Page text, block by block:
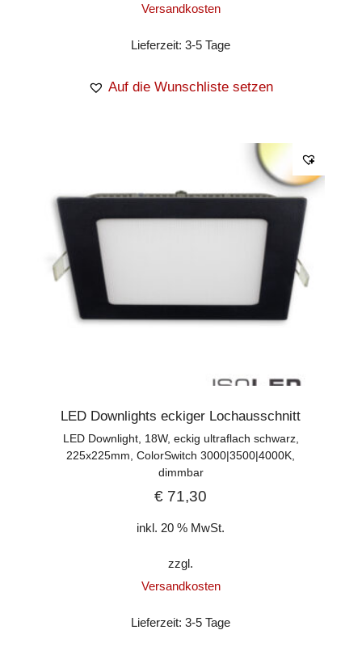
Versandkosten
Lieferzeit:3-5 Tage
Auf die Wunschliste setzen
LED Downlights eckiger Lochausschnitt
LED Downlight, 18W, eckig ultraflach schwarz,
225x225mm, ColorSwitch 3000|3500|4000K,
dimmbar
€ 71,30
inkl. 20 % MwSt.
zzgl.
Versandkosten
Lieferzeit:3-5 Tage